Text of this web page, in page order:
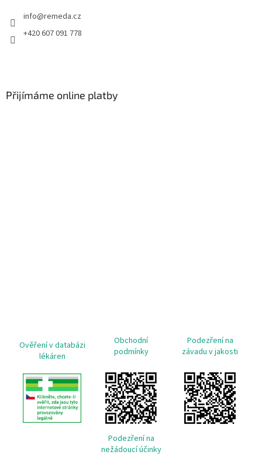
info@remeda.cz
+420 607 091 778
Přijímáme online platby
Ověření v databázi
lékáren
Obchodní
podmínky
Podezření na
závadu v jakosti
Podezření na
nežádoucí účinky